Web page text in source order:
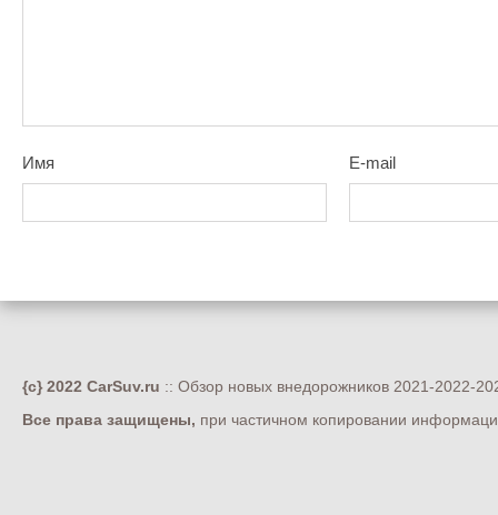
Имя E-mail
{c} 2022 CarSuv.ru :: Обзор новых внедорожников 2021-2022-
Все права защищены, при частичном копировании